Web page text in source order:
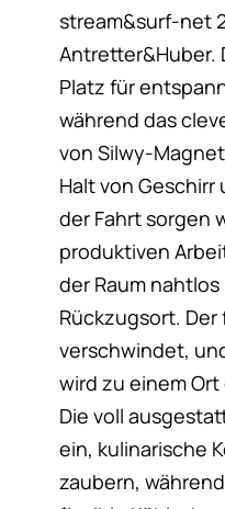
stream&surf-net
Antretter&Huber.
Platz für
während das
von Silwy-
Halt von Geschirr
der Fahrt sorgen
produktiven
der Raum
Rückzugsort.
verschwindet,
wird zu einem
Die voll
ein, kulinarische
zaubern,